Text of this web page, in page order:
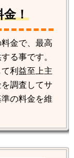
金！
金で、最高
る事です。
利益至上主
調査してサ
の料金を維